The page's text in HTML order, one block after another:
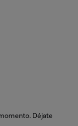
Déjate